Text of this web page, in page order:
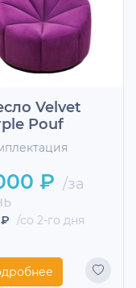
Velvet
Pouf
₽ /за
/со 2-го дня